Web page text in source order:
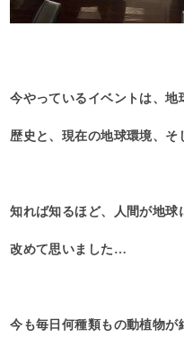
今やっているイベントは、
歴史と、現在の地球環境、そ
知れば知るほど、人間が地球
改めて思いました…
今も毎日何種類もの動植物が